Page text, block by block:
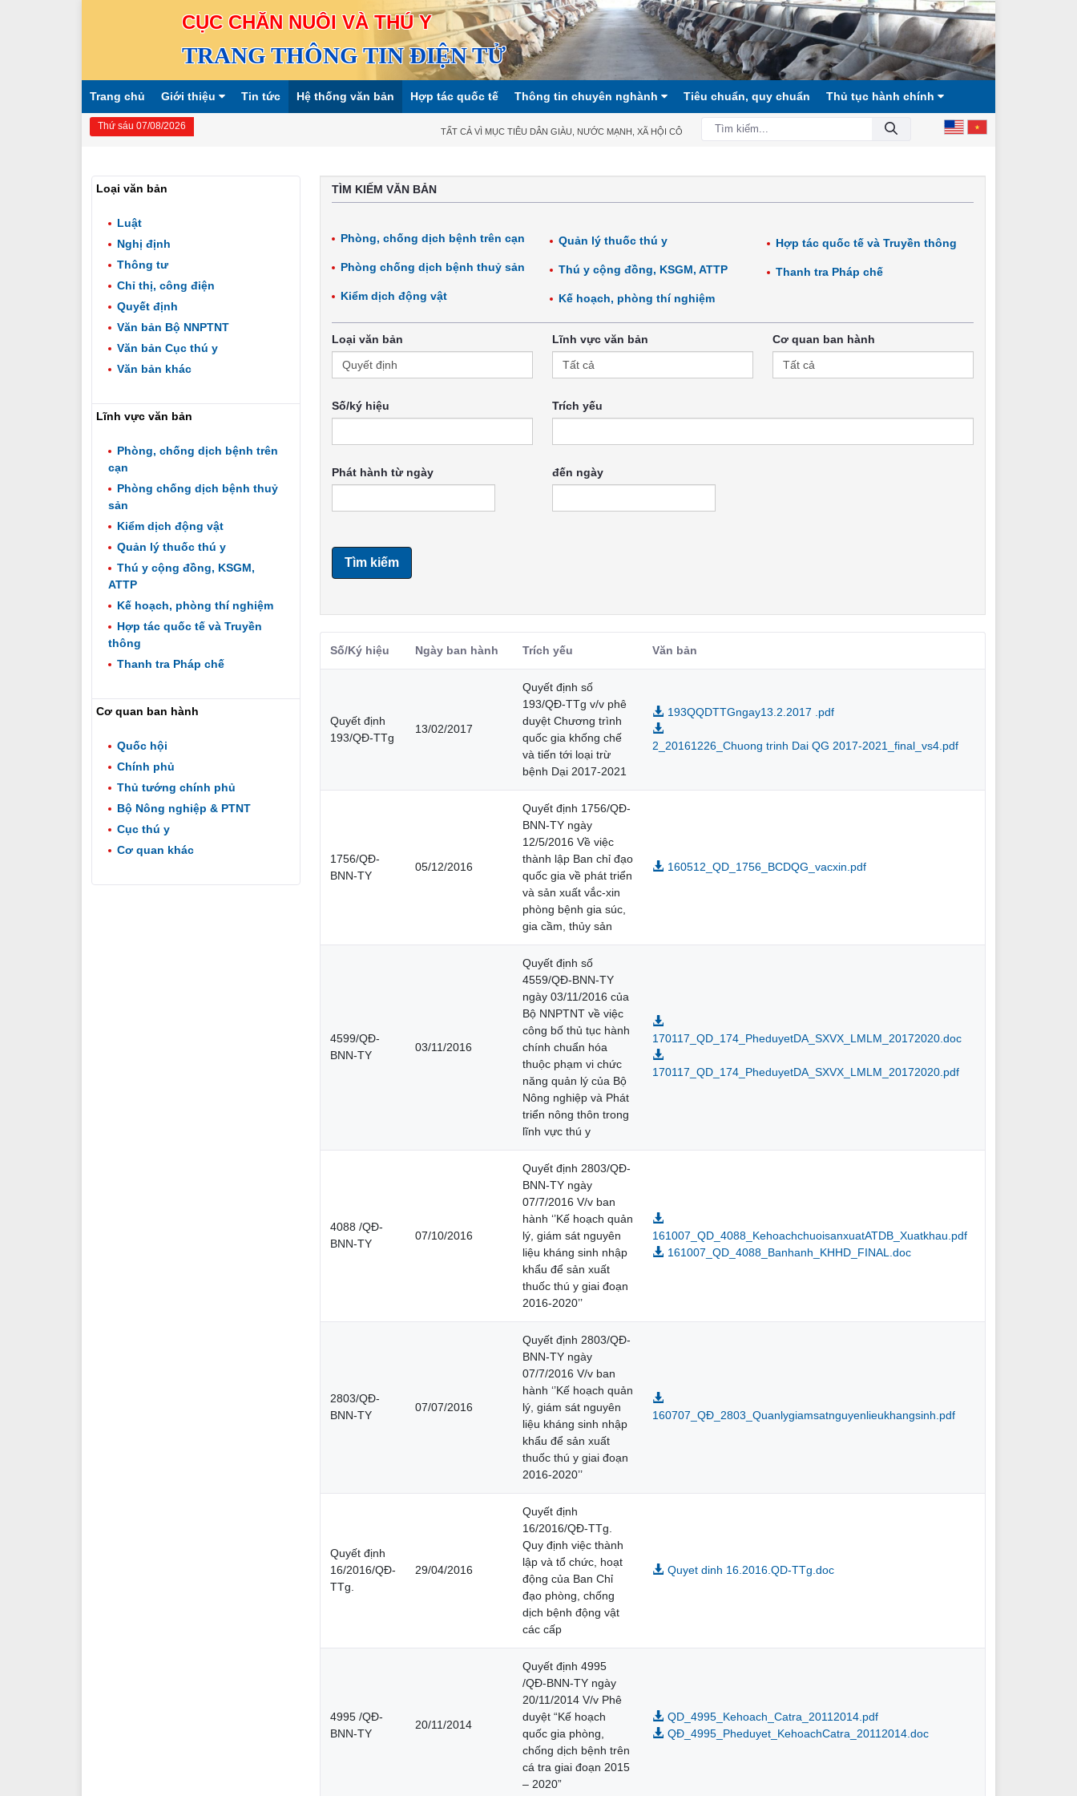
CỤC CHĂN NUÔI VÀ THÚ Y
TRANG THÔNG TIN ĐIỆN TỬ
Trang chủ Giới thiệu Tin tức Hệ thống văn bản Hợp tác quốc tế Thông tin chuyên nghành Tiêu chuẩn, quy chuẩn Thủ tục hành chính
Thứ sáu 07/08/2026 TẤT CẢ VÌ MỤC TIÊU DÂN GIÀU, NƯỚC MẠNH, XÃ HỘI CÔNG BẰNG, DÂN CHỦ, VĂN MINH!
Loại văn bản
Luật
Nghị định
Thông tư
Chỉ thị, công điện
Quyết định
Văn bản Bộ NNPTNT
Văn bản Cục thú y
Văn bản khác
Lĩnh vực văn bản
Phòng, chống dịch bệnh trên
cạn
Phòng chống dịch bệnh thuỷ
sản
Kiểm dịch động vật
Quản lý thuốc thú y
Thú y cộng đồng, KSGM,
ATTP
Kế hoạch, phòng thí nghiệm
Hợp tác quốc tế và Truyền
thông
Thanh tra Pháp chế
Cơ quan ban hành
Quốc hội
Chính phủ
Thủ tướng chính phủ
Bộ Nông nghiệp & PTNT
Cục thú y
Cơ quan khác
TÌM KIẾM VĂN BẢN
Phòng, chống dịch bệnh trên cạn
Phòng chống dịch bệnh thuỷ sản
Kiểm dịch động vật
Quản lý thuốc thú y
Thú y cộng đồng, KSGM, ATTP
Kế hoạch, phòng thí nghiệm
Hợp tác quốc tế và Truyền thông
Thanh tra Pháp chế
Loại văn bản Lĩnh vực văn bản Cơ quan ban hành
Số/ký hiệu Trích yếu
Phát hành từ ngày đến ngày
Tìm kiếm
Số/Ký hiệu Ngày ban hành Trích yếu Văn bản
Quyết định
193/QĐ-TTg
13/02/2017
Quyết định số
193/QĐ-TTg v/v phê
duyệt Chương trình
quốc gia khống chế
và tiến tới loại trừ
bệnh Dại 2017-2021
193QQDTTGngay13.2.2017 .pdf
2_20161226_Chuong trinh Dai QG 2017-2021_final_vs4.pdf
1756/QĐ-
BNN-TY
05/12/2016
Quyết định 1756/QĐ-
BNN-TY ngày
12/5/2016 Về việc
thành lập Ban chỉ đạo
quốc gia về phát triển
và sản xuất vắc-xin
phòng bệnh gia súc,
gia cầm, thủy sản
160512_QD_1756_BCDQG_vacxin.pdf
4599/QĐ-
BNN-TY
03/11/2016
Quyết định số
4559/QĐ-BNN-TY
ngày 03/11/2016 của
Bộ NNPTNT về việc
công bố thủ tục hành
chính chuẩn hóa
thuộc phạm vi chức
năng quản lý của Bộ
Nông nghiệp và Phát
triển nông thôn trong
lĩnh vực thú y
170117_QD_174_PheduyetDA_SXVX_LMLM_20172020.doc
170117_QD_174_PheduyetDA_SXVX_LMLM_20172020.pdf
4088 /QĐ-
BNN-TY
07/10/2016
Quyết định 2803/QĐ-
BNN-TY ngày
07/7/2016 V/v ban
hành ‘’Kế hoạch quản
lý, giám sát nguyên
liệu kháng sinh nhập
khẩu để sản xuất
thuốc thú y giai đoạn
2016-2020’’
161007_QD_4088_KehoachchuoisanxuatATDB_Xuatkhau.pdf
161007_QD_4088_Banhanh_KHHD_FINAL.doc
2803/QĐ-
BNN-TY
07/07/2016
Quyết định 2803/QĐ-
BNN-TY ngày
07/7/2016 V/v ban
hành ‘’Kế hoạch quản
lý, giám sát nguyên
liệu kháng sinh nhập
khẩu để sản xuất
thuốc thú y giai đoạn
2016-2020’’
160707_QĐ_2803_Quanlygiamsatnguyenlieukhangsinh.pdf
Quyết định
16/2016/QĐ-
TTg.
29/04/2016
Quyết định
16/2016/QĐ-TTg.
Quy định việc thành
lập và tổ chức, hoạt
động của Ban Chỉ
đạo phòng, chống
dịch bệnh động vật
các cấp
Quyet dinh 16.2016.QD-TTg.doc
4995 /QĐ-
BNN-TY
20/11/2014
Quyết định 4995
/QĐ-BNN-TY ngày
20/11/2014 V/v Phê
duyệt “Kế hoạch
quốc gia phòng,
chống dịch bệnh trên
cá tra giai đoạn 2015
– 2020”
QD_4995_Kehoach_Catra_20112014.pdf
QĐ_4995_Pheduyet_KehoachCatra_20112014.doc